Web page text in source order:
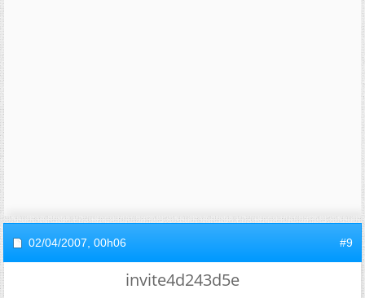
02/04/2007, 00h06 #9
invite4d243d5e